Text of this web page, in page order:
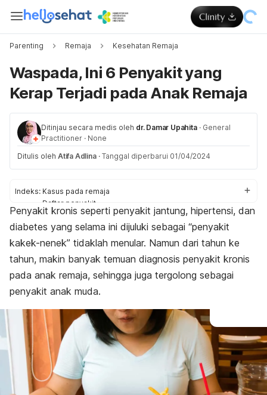
Parenting Remaja Kesehatan Remaja
Waspada, Ini 6 Penyakit yang
Kerap Terjadi pada Anak Remaja
Ditinjau secara medis oleh dr. Damar Upahita · General
Practitioner · None
Ditulis oleh Atifa Adlina · Tanggal diperbarui 01/04/2024
Indeks: Kasus pada remaja
Daftar penyakit
Penyebab
CERDIK
Penyakit kronis seperti penyakit jantung, hipertensi, dan
diabetes yang selama ini dijuluki sebagai “penyakit
kakek-nenek” tidaklah menular. Namun dari tahun ke
tahun, makin banyak temuan diagnosis penyakit kronis
pada anak remaja, sehingga juga tergolong sebagai
penyakit anak muda.